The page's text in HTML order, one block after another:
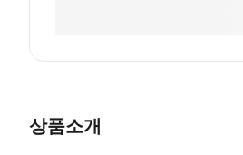
상품소개